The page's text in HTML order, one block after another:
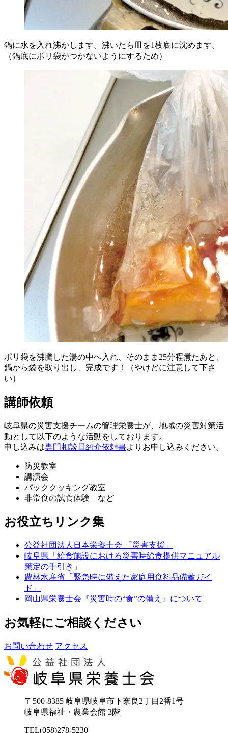
鍋に水を入れ沸かします。沸いたら皿を1枚底に沈めます。
（鍋底にポリ袋がつかないようにするため）
ポリ袋を沸騰した湯の中へ入れ、そのまま25分程煮たあと、
鍋から袋を取り出し、完成です！（やけどに注意して下さ
い）
講師依頼
岐阜県の災害支援チームの管理栄養士が、地域の災害対策活
動として以下のような活動をしております。
申し込みは専門相談員紹介依頼書よりお申し込みください。
防災教室
講演会
パッククッキング教室
非常食の試食体験 など
お役立ちリンク集
公益社団法人日本栄養士会 「災害支援」
岐阜県「給食施設における災害時給食提供マニュアル
策定の手引き」
農林水産省「緊急時に備えた家庭用食料品備蓄ガイ
ド」
岡山県栄養士会『災害時の“食”の備え』について
お気軽にご相談ください
お問い合わせ アクセス
〒500-8385 岐阜県岐阜市下奈良2丁目2番1号
岐阜県福祉・農業会館 3階
TEL(058)278-5230